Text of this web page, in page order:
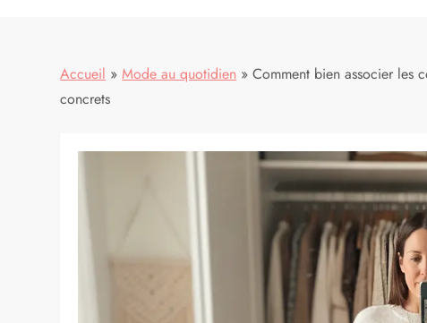
Accueil »Mode au quotidien »Comment bien associer les
concrets